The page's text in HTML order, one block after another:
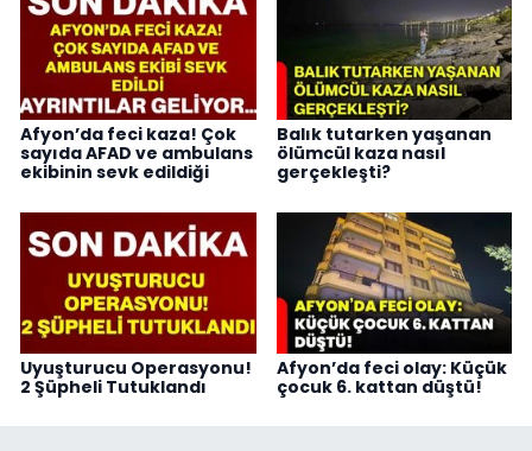
Afyon’da feci kaza! Çok
sayıda AFAD ve ambulans
ekibinin sevk edildiği
Balık tutarken yaşanan
ölümcül kaza nasıl
gerçekleşti?
Uyuşturucu Operasyonu!
2 Şüpheli Tutuklandı
Afyon’da feci olay: Küçük
çocuk 6. kattan düştü!